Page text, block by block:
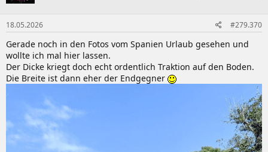
o
n
e
n
:
18.05.2026 #279.370
Gerade noch in den Fotos vom Spanien Urlaub gesehen und
wollte ich mal hier lassen.
Der Dicke kriegt doch echt ordentlich Traktion auf den Boden.
Die Breite ist dann eher der Endgegner